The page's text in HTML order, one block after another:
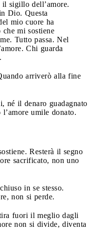
sigillo dell’amore.
Dio. Questa
mio cuore ha
mi sostiene
Tutto passa. Nel
Chi guarda
arriverò alla fine
né il denaro guadagnato
umile donato.
Resterà il segno
sacrificato, non uno
in se stesso.
non si perde.
fuori il meglio dagli
non si divide, diventa